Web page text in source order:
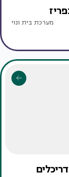
מערכת בית ונוי